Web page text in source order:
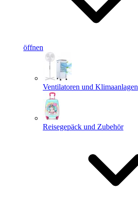
öffnen
Ventilatoren und Klimaanlagen
Reisegepäck und Zubehör